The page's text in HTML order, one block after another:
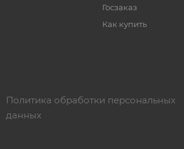
Госзаказ
Как купить
Политика обработки персональных
данных